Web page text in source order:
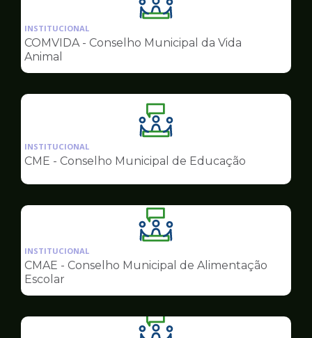
Ilustração
da
pagina
Conselhos
INSTITUCIONAL
COMVIDA - Conselho Municipal da Vida
Animal
Ilustração
da
pagina
Conselhos
INSTITUCIONAL
CME - Conselho Municipal de Educação
Ilustração
da
pagina
Conselhos
INSTITUCIONAL
CMAE - Conselho Municipal de Alimentação
Escolar